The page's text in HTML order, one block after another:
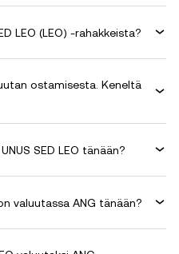
LEO (LEO) -rahakkeista?
ostamisesta. Keneltä
SED LEO tänään?
valuutassa ANG tänään?